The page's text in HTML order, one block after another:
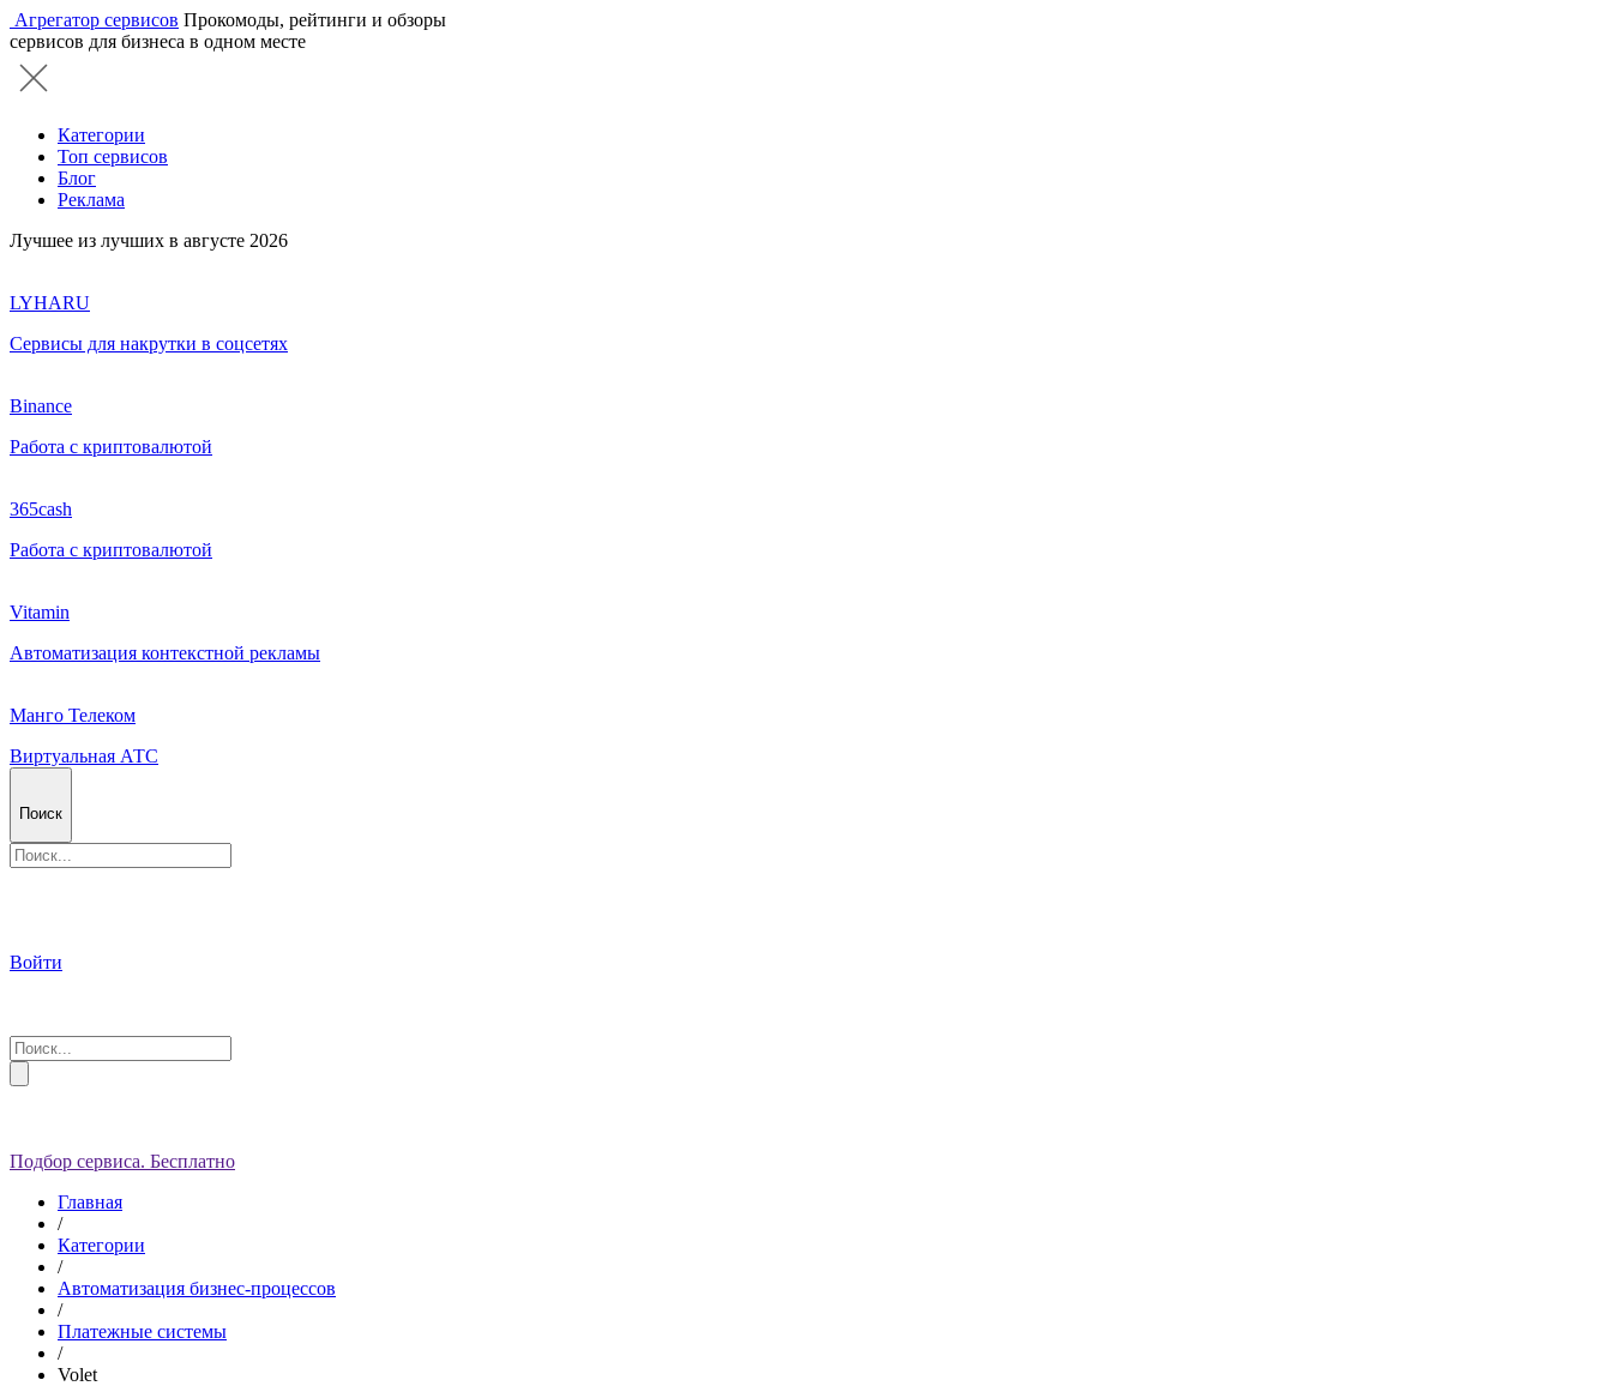
Агрегатор сервисов Прокомоды, рейтинги и обзоры
сервисов для бизнеса в одном месте
Категории
Топ сервисов
Блог
Реклама
Лучшее из лучших в августе 2026
LYHARU
Сервисы для накрутки в соцсетях
Binance
Работа с криптовалютой
365cash
Работа с криптовалютой
Vitamin
Автоматизация контекстной рекламы
Манго Телеком
Виртуальная АТС
Поиск
Войти
Подбор сервиса. Бесплатно
Главная
/
Категории
/
Автоматизация бизнес-процессов
/
Платежные системы
/
Volet